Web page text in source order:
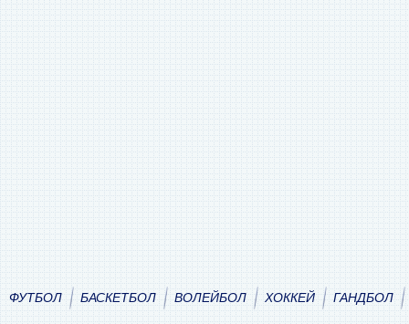
ФУТБОЛ БАСКЕТБОЛ ВОЛЕЙБОЛ ХОККЕЙ ГАНДБОЛ